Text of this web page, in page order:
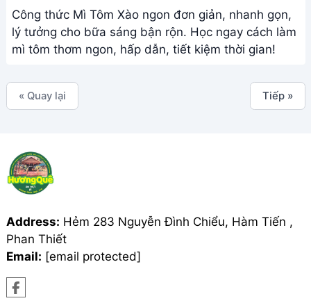
Công thức Mì Tôm Xào ngon đơn giản, nhanh gọn,
lý tưởng cho bữa sáng bận rộn. Học ngay cách làm
mì tôm thơm ngon, hấp dẫn, tiết kiệm thời gian!
« Quay lại Tiếp »
Address: Hẻm 283 Nguyễn Đình Chiểu, Hàm Tiến ,
Phan Thiết
Email: [email protected]